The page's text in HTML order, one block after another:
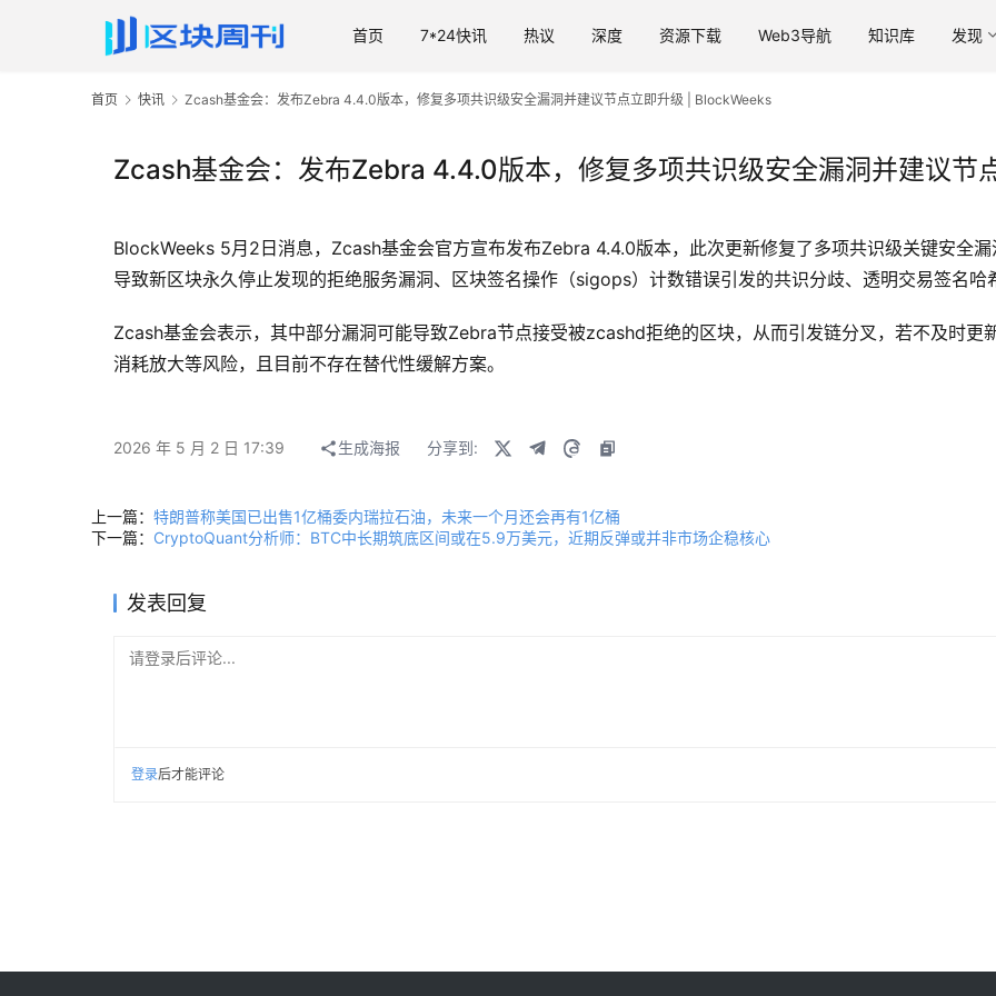
首页 7*24快讯 热议 深度 资源下载 Web3导航 知识库 发现
首页 快讯 Zcash基金会：发布Zebra 4.4.0版本，修复多项共识级安全漏洞并建议节点立即升级 | BlockWeeks
Zcash基金会：发布Zebra 4.4.0版本，修复多项共识级安全漏洞并建议节
BlockWeeks 5月2日消息，Zcash基金会官方宣布发布Zebra 4.4.0版本，此次更新修复了多项共识级关键安全
导致新区块永久停止发现的拒绝服务漏洞、区块签名操作（sigops）计数错误引发的共识分歧、透明交易签名哈
Zcash基金会表示，其中部分漏洞可能导致Zebra节点接受被zcashd拒绝的区块，从而引发链分叉，若不及时更
消耗放大等风险，且目前不存在替代性缓解方案。
2026 年 5 月 2 日 17:39 生成海报 分享到:
上一篇： 特朗普称美国已出售1亿桶委内瑞拉石油，未来一个月还会再有1亿桶
下一篇： CryptoQuant分析师：BTC中长期筑底区间或在5.9万美元，近期反弹或并非市场企稳核心
发表回复
请登录后评论...
登录后才能评论